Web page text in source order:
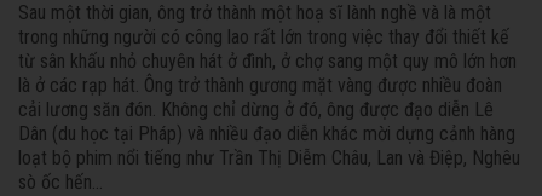
Sau một thời gian, ông trở thành một hoạ sĩ lành nghề và là một
trong những người có công lao rất lớn trong việc thay đổi thiết kế
từ sân khấu nhỏ chuyên hát ở đình, ở chợ sang một quy mô lớn hơn
là ở các rạp hát. Ông trở thành gương mặt vàng được nhiều đoàn
cải lương săn đón. Không chỉ dừng ở đó, ông được đạo diễn Lê
Dân (du học tại Pháp) và nhiều đạo diễn khác mời dựng cảnh hàng
loạt bộ phim nổi tiếng như Trần Thị Diễm Châu, Lan và Điệp, Nghêu
sò ốc hến…